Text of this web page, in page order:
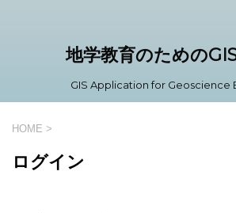
地学教育のための
GIS Application for Geoscience
HOME >
ログイン